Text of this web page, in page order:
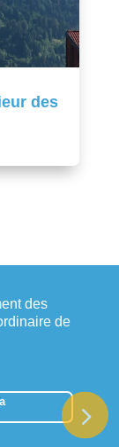
des
des
de